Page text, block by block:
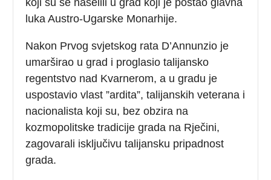
luka Austro-Ugarske Monarhije.
Nakon Prvog svjetskog rata D’Annunzio je
umarširao u grad i proglasio talijansko
regentstvo nad Kvarnerom, a u gradu je
uspostavio vlast ”ardita”, talijanskih veterana i
nacionalista koji su, bez obzira na
kozmopolitske tradicije grada na Rječini,
zagovarali isključivu talijansku pripadnost
grada.